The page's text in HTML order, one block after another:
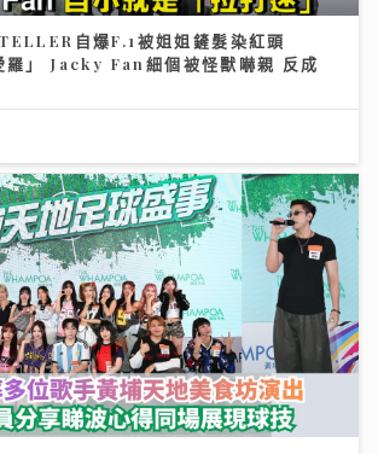
自爆F.1被姐姐鏟髮染紅頭
」 Jacky Fan細個被怪獸嚇親 反成